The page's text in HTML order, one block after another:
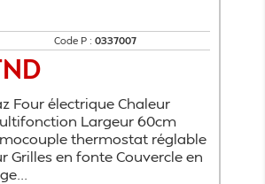
Code P : 0337007
Four électrique Chaleur
Largeur 60cm
thermostat réglable
Grilles en fonte Couvercle en